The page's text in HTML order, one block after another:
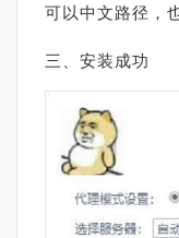
可以中文路径，
三、安装成功